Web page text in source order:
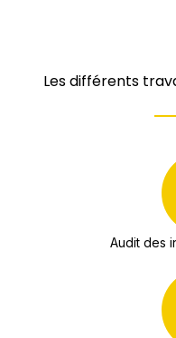
Les différents
Audit des